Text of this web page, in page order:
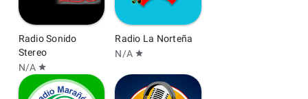
Radio Sonido
Stereo
N/A star
Radio La Norteña
N/A star